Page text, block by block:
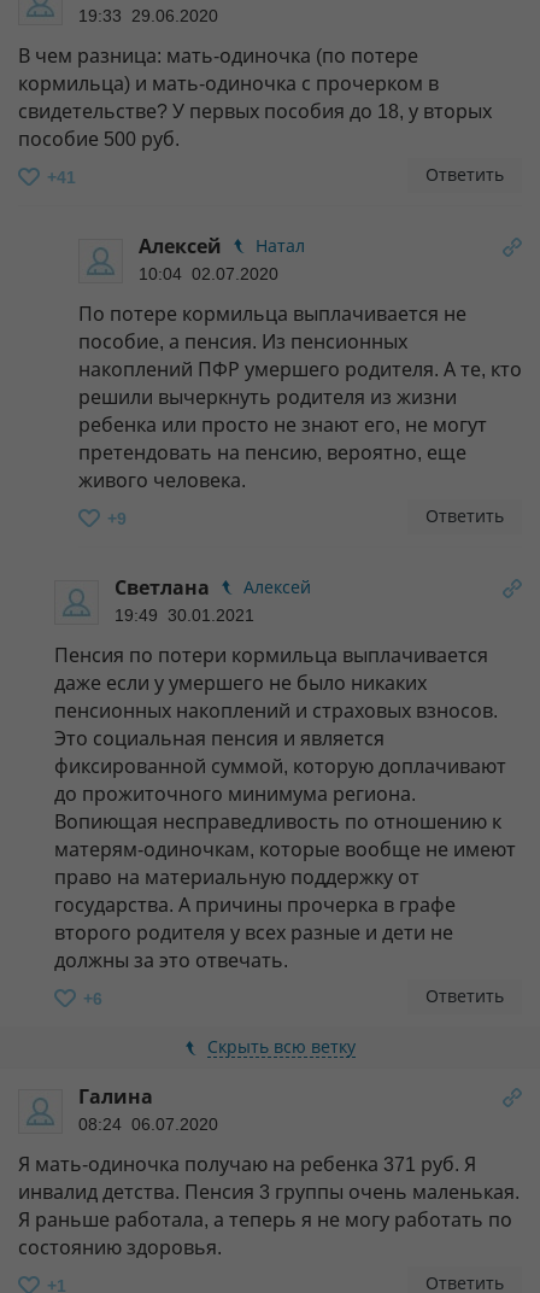
19:33 29.06.2020
В чем разница: мать-одиночка (по потере
кормильца) и мать-одиночка с прочерком в
свидетельстве? У первых пособия до 18, у вторых
пособие 500 руб.
+41 Ответить
Алексей
Натал
10:04 02.07.2020
По потере кормильца выплачивается не
пособие, а пенсия. Из пенсионных
накоплений ПФР умершего родителя. А те, кто
решили вычеркнуть родителя из жизни
ребенка или просто не знают его, не могут
претендовать на пенсию, вероятно, еще
живого человека.
+9 Ответить
Светлана
Алексей
19:49 30.01.2021
Пенсия по потери кормильца выплачивается
даже если у умершего не было никаких
пенсионных накоплений и страховых взносов.
Это социальная пенсия и является
фиксированной суммой, которую доплачивают
до прожиточного минимума региона.
Вопиющая несправедливость по отношению к
матерям-одиночкам, которые вообще не имеют
право на материальную поддержку от
государства. А причины прочерка в графе
второго родителя у всех разные и дети не
должны за это отвечать.
+6 Ответить
Скрыть всю ветку
Галина
08:24 06.07.2020
Я мать-одиночка получаю на ребенка 371 руб. Я
инвалид детства. Пенсия 3 группы очень маленькая.
Я раньше работала, а теперь я не могу работать по
состоянию здоровья.
+1 Ответить